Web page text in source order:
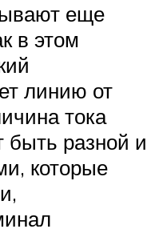
еще
в этом
линию от
тока
быть разной и
которые